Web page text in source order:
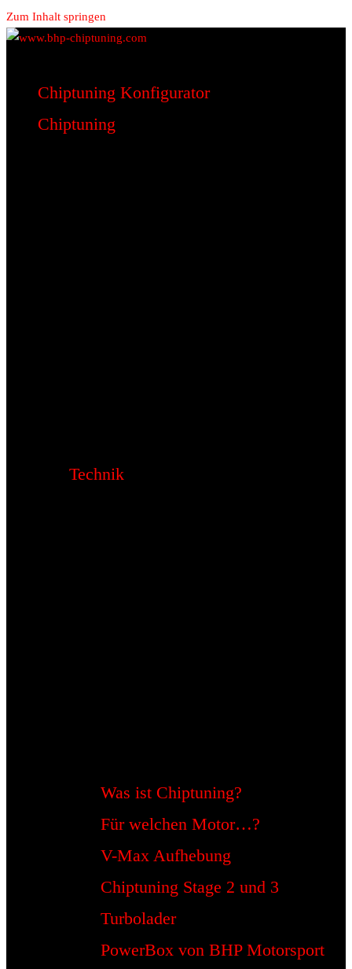
Zum Inhalt springen
www.bhp-chiptuning.com
BHP Motorsport
Chiptuning Konfigurator
Chiptuning
Technik
Was ist Chiptuning?
Für welchen Motor…?
V-Max Aufhebung
Chiptuning Stage 2 und 3
Turbolader
PowerBox von BHP Motorsport